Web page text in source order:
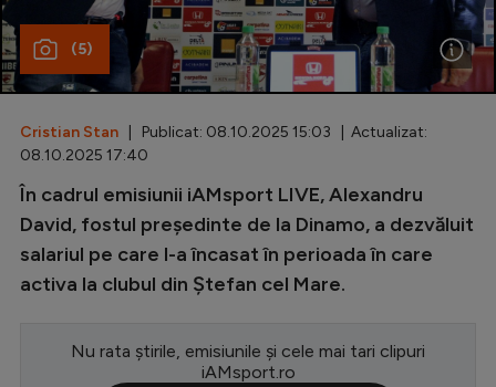
Special
Diverse
Inedit
Clasamente
Champions League
Europa League
CM 2026
(5)
Cristian Stan | Publicat: 08.10.2025 15:03 | Actualizat:
08.10.2025 17:40
În cadrul emisiunii iAMsport LIVE, Alexandru
David, fostul președinte de la Dinamo, a dezvăluit
salariul pe care l-a încasat în perioada în care
activa la clubul din Ștefan cel Mare.
Nu rata știrile, emisiunile și cele mai tari clipuri
iAMsport.ro